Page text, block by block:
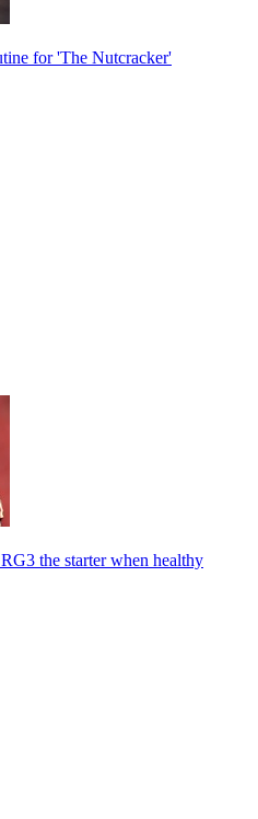
for 'The Nutcracker'
the starter when healthy